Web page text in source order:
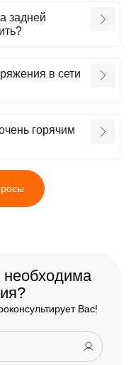
задней
в сети
горячим
необходима
Вас!